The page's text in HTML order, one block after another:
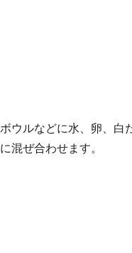
ボウルなどに水、卵、白
に混ぜ合わせます。